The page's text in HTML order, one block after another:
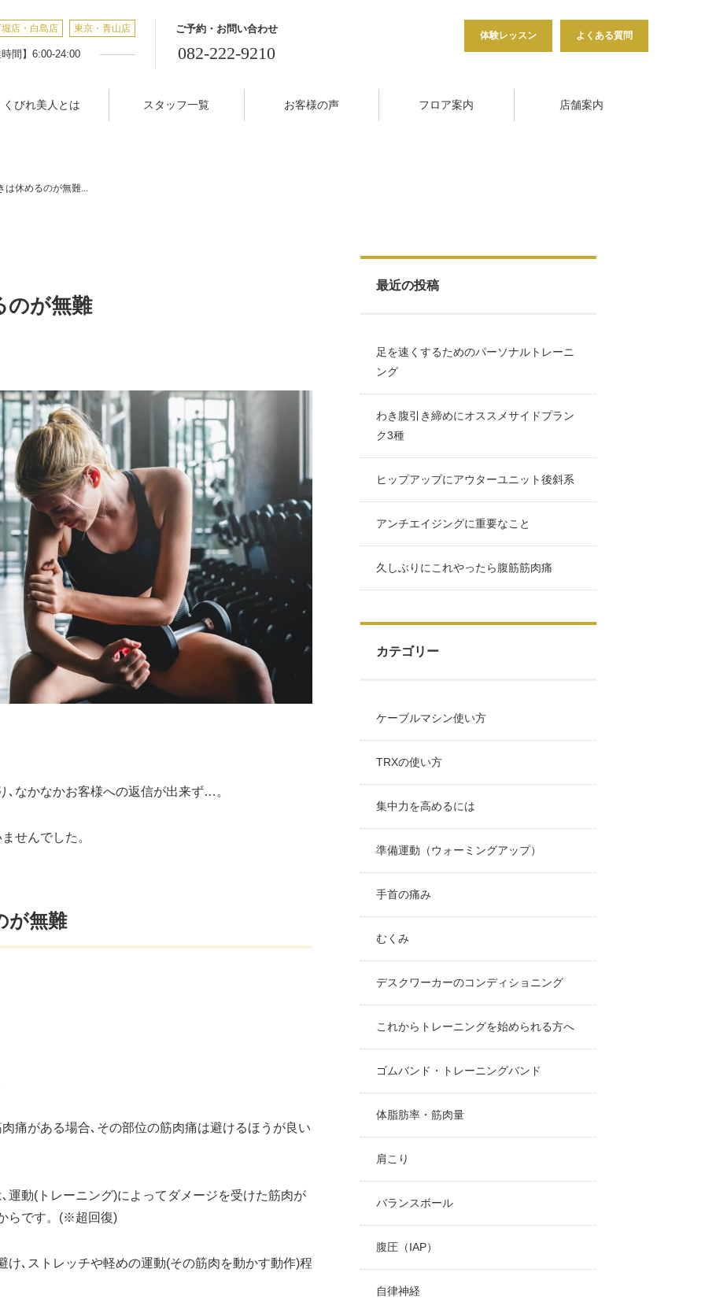
店・白島店 東京・青山店
間】6:00-24:00
ご予約・お問い合わせ
082-222-9210
体験レッスン よくある質問
くびれ美人とは スタッフ一覧 お客様の声 フロア案内 店舗案内
は休めるのが無難...
のが無難
､なかなかお客様への返信が出来ず…。
せんでした。
が無難
痛がある場合､その部位の筋肉痛は避けるほうが良い
運動(トレーニング)によってダメージを受けた筋肉が
らです。(※超回復)
､ストレッチや軽めの運動(その筋肉を動かす動作)程
最近の投稿
足を速くするためのパーソナルトレーニ
ング
わき腹引き締めにオススメサイドプラン
ク3種
ヒップアップにアウターユニット後斜系
アンチエイジングに重要なこと
久しぶりにこれやったら腹筋筋肉痛
カテゴリー
ケーブルマシン使い方
TRXの使い方
集中力を高めるには
準備運動（ウォーミングアップ）
手首の痛み
むくみ
デスクワーカーのコンディショニング
これからトレーニングを始められる方へ
ゴムバンド・トレーニングバンド
体脂肪率・筋肉量
肩こり
バランスボール
腹圧（IAP）
自律神経